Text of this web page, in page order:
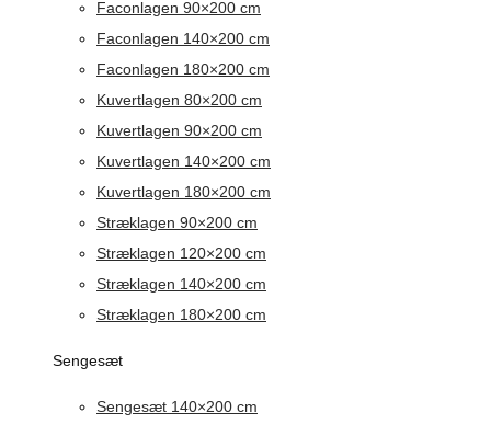
Faconlagen 90×200 cm
Faconlagen 140×200 cm
Faconlagen 180×200 cm
Kuvertlagen 80×200 cm
Kuvertlagen 90×200 cm
Kuvertlagen 140×200 cm
Kuvertlagen 180×200 cm
Stræklagen 90×200 cm
Stræklagen 120×200 cm
Stræklagen 140×200 cm
Stræklagen 180×200 cm
Sengesæt
Sengesæt 140×200 cm